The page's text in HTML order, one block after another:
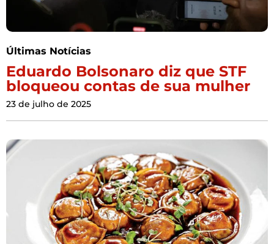
Últimas Notícias
Eduardo Bolsonaro diz que STF
bloqueou contas de sua mulher
23 de julho de 2025